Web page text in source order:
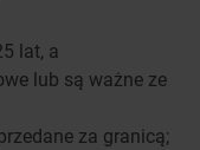
lat, a
lub są ważne ze
za granicą;